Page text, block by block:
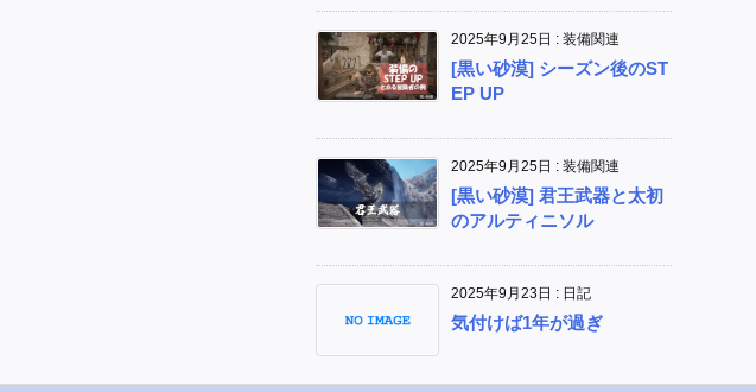
2025年9月25日 : 装備関連
[黒い砂漠] シーズン後のST
EP UP
2025年9月25日 : 装備関連
[黒い砂漠] 君王武器と太初
のアルティニソル
2025年9月23日 : 日記
気付けば1年が過ぎ